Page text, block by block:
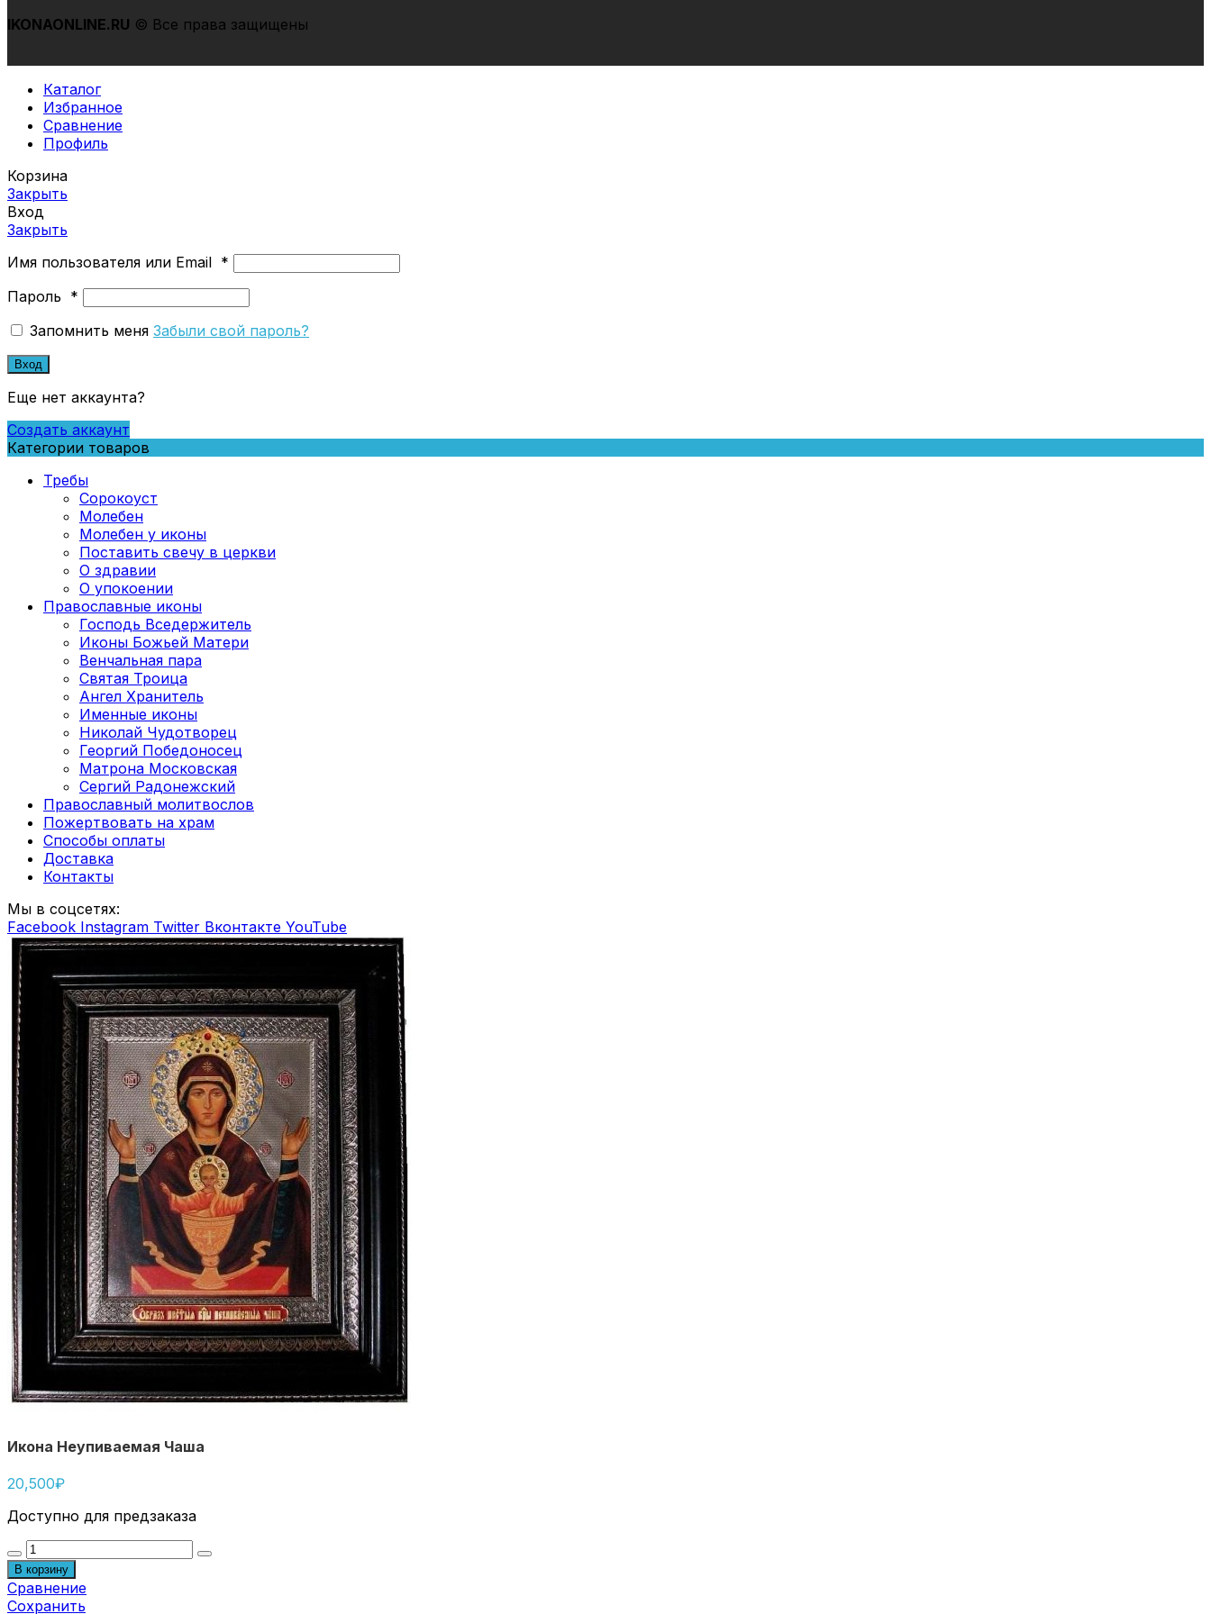
IKONAONLINE.RU © Все права защищены
Каталог
Избранное
Сравнение
Профиль
Корзина
Закрыть
Вход
Закрыть
Имя пользователя или Email *
Пароль *
Запомнить меня Забыли свой пароль?
Вход
Еще нет аккаунта?
Создать аккаунт
Категории товаров
Требы
Сорокоуст
Молебен
Молебен у иконы
Поставить свечу в церкви
О здравии
О упокоении
Православные иконы
Господь Вседержитель
Иконы Божьей Матери
Венчальная пара
Святая Троица
Ангел Хранитель
Именные иконы
Николай Чудотворец
Георгий Победоносец
Матрона Московская
Сергий Радонежский
Православный молитвослов
Пожертвовать на храм
Способы оплаты
Доставка
Контакты
Мы в соцсетях:
Facebook Instagram Twitter Вконтакте YouTube
Икона Неупиваемая Чаша
20,500₽
Доступно для предзаказа
Количество
товара
Икона
Неупиваемая
В корзину
Сравнение
Сохранить